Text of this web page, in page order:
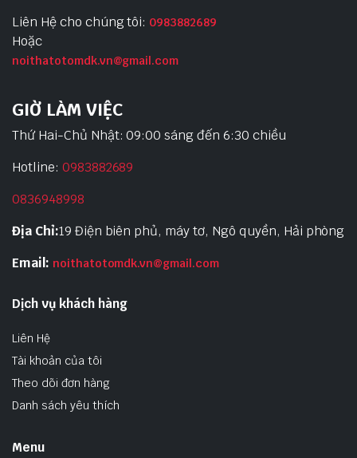
Liên Hệ cho chúng tôi: 0983882689
Hoặc
noithatotomdk.vn@gmail.com
GIỜ LÀM VIỆC
Thứ Hai-Chủ Nhật: 09:00 sáng đến 6:30 chiều
Hotline: 0983882689
0836948998
Địa Chỉ:19 Điện biên phủ, máy tơ, Ngô quyền, Hải phòng
Email: noithatotomdk.vn@gmail.com
Dịch vụ khách hàng
Liên Hệ
Tài khoản của tôi
Theo dõi đơn hàng
Danh sách yêu thích
Menu